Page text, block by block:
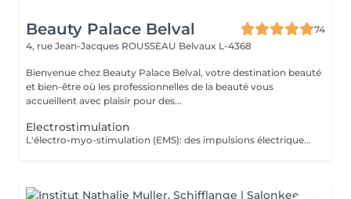
Beauty Palace Belval
74
4, rue Jean-Jacques ROUSSEAU Belvaux L-4368
Bienvenue chez Beauty Palace Belval, votre destination beauté
et bien-être où les professionnelles de la beauté vous
accueillent avec plaisir pour des...
Electrostimulation
L'électro-myo-stimulation (EMS): des impulsions électriques appliquées via des électrodes pour contracter les muscles. Objectifs: *Tonification musculaire *Raffermissement *Perte de cellulite *Affine la silhouette *Complète un entraînement sportif